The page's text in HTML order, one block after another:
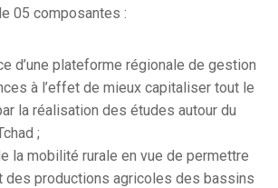
05 composantes :
d’une plateforme régionale de gestion
à l’effet de mieux capitaliser tout le
la réalisation des études autour du
;
la mobilité rurale en vue de permettre
des productions agricoles des bassins